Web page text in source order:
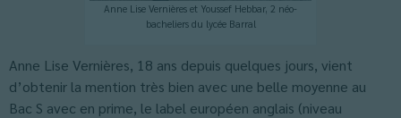
Anne Lise Vernières et Youssef Hebbar, 2 néo-
bacheliers du lycée Barral
Anne Lise Vernières, 18 ans depuis quelques jours, vient
d’obtenir la mention très bien avec une belle moyenne au
Bac S avec en prime, le label européen anglais (niveau